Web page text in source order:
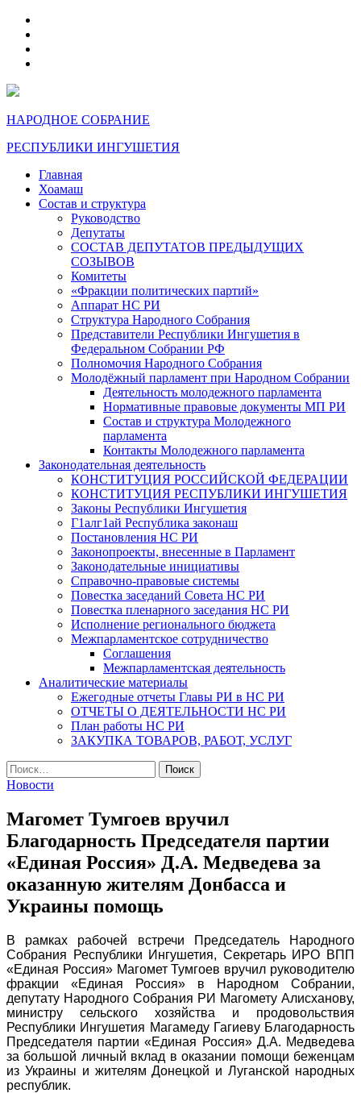
НАРОДНОЕ СОБРАНИЕ
РЕСПУБЛИКИ ИНГУШЕТИЯ
Главная
Хоамаш
Состав и структура
Руководство
Депутаты
СОСТАВ ДЕПУТАТОВ ПРЕДЫДУЩИХ
СОЗЫВОВ
Комитеты
«Фракции политических партий»
Аппарат НС РИ
Структура Народного Собрания
Представители Республики Ингушетия в
Федеральном Собрании РФ
Полномочия Народного Собрания
Молодёжный парламент при Народном Собрании
Деятельность молодежного парламента
Нормативные правовые документы МП РИ
Состав и структура Молодежного
парламента
Контакты Молодежного парламента
Законодательная деятельность
КОНСТИТУЦИЯ РОССИЙСКОЙ ФЕДЕРАЦИИ
КОНСТИТУЦИЯ РЕСПУБЛИКИ ИНГУШЕТИЯ
Законы Республики Ингушетия
Г1алг1ай Республика законаш
Постановления НС РИ
Законопроекты, внесенные в Парламент
Законодательные инициативы
Справочно-правовые системы
Повестка заседаний Совета НС РИ
Повестка пленарного заседания НС РИ
Исполнение регионального бюджета
Межпарламентское сотрудничество
Соглашения
Межпарламентская деятельность
Аналитические материалы
Ежегодные отчеты Главы РИ в НС РИ
ОТЧЕТЫ О ДЕЯТЕЛЬНОСТИ НС РИ
План работы НС РИ
ЗАКУПКА ТОВАРОВ, РАБОТ, УСЛУГ
Найти:
Новости
Магомет Тумгоев вручил
Благодарность Председателя партии
«Единая Россия» Д.А. Медведева за
оказанную жителям Донбасса и
Украины помощь
В рамках рабочей встречи Председатель Народного
Собрания Республики Ингушетия, Секретарь ИРО ВПП
«Единая Россия» Магомет Тумгоев вручил руководителю
фракции «Единая Россия» в Народном Собрании,
депутату Народного Собрания РИ Магомету Алисханову,
министру сельского хозяйства и продовольствия
Республики Ингушетия Магамеду Гагиеву Благодарность
Председателя партии «Единая Россия» Д.А. Медведева
за большой личный вклад в оказании помощи беженцам
из Украины и жителям Донецкой и Луганской народных
республик.